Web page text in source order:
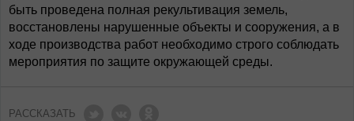
быть проведена полная рекультивация земель,
восстановлены нарушенные объекты и сооружения, а в
ходе производства работ необходимо строго соблюдать
мероприятия по защите окружающей среды.
РАССКАЗАТЬ